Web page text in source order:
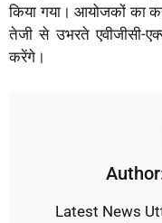
किया गया। आयोजकों का
तेजी से उभरते एवीजीसी-
करेंगे।
Latest News